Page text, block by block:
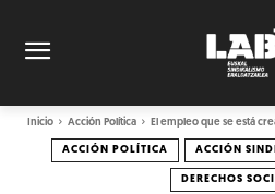
Inicio Acción Política El empleo que se está
ACCIÓN POLÍTICA ACCIÓN
DERECHOS